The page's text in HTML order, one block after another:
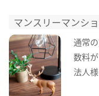
マンスリーマンシ
通常
数料
法人